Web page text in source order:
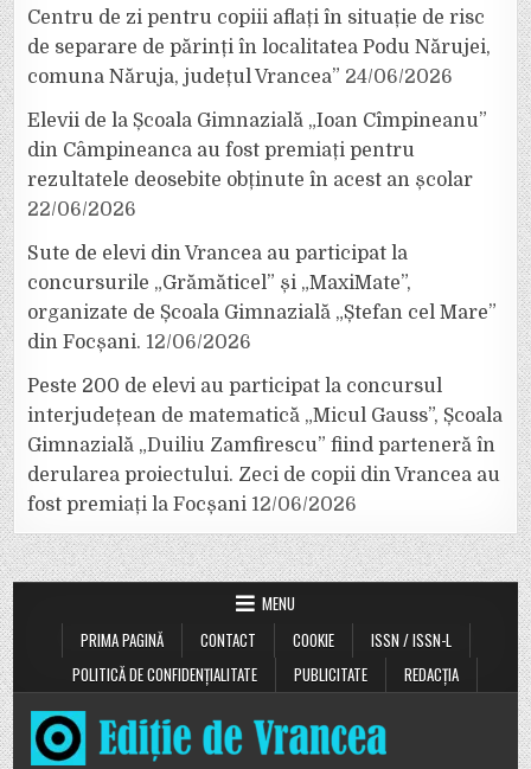
Centru de zi pentru copiii aflați în situație de risc
de separare de părinți în localitatea Podu Nărujei,
comuna Năruja, județul Vrancea” 24/06/2026
Elevii de la Școala Gimnazială „Ioan Cîmpineanu”
din Câmpineanca au fost premiați pentru
rezultatele deosebite obținute în acest an școlar
22/06/2026
Sute de elevi din Vrancea au participat la
concursurile „Grămăticel” și „MaxiMate”,
organizate de Școala Gimnazială „Ștefan cel Mare”
din Focșani. 12/06/2026
Peste 200 de elevi au participat la concursul
interjudețean de matematică „Micul Gauss”, Școala
Gimnazială „Duiliu Zamfirescu” fiind parteneră în
derularea proiectului. Zeci de copii din Vrancea au
fost premiați la Focșani 12/06/2026
MENU
PRIMA PAGINĂ
CONTACT COOKIE
ISSN / ISSN-L
POLITICĂ DE CONFIDENȚIALITATE
PUBLICITATE REDACȚIA